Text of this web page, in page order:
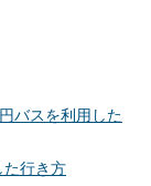
バスを利用した
行き方